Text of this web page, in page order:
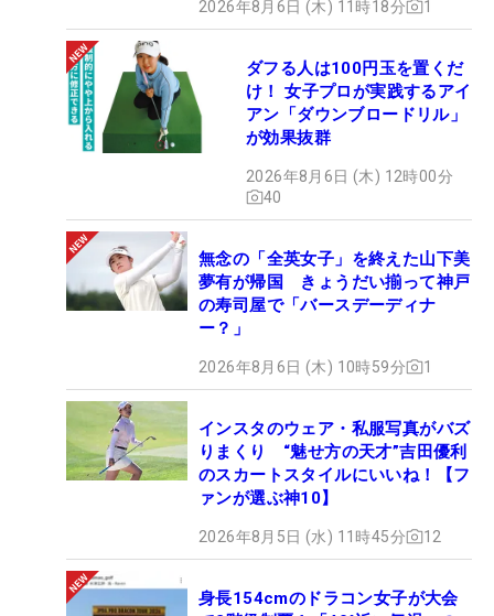
2026年8月6日 (木) 11時18分 1
ダフる人は100円玉を置くだ
け！ 女子プロが実践するアイ
アン「ダウンブロードリル」
が効果抜群
2026年8月6日 (木) 12時00分
40
無念の「全英女子」を終えた山下美
夢有が帰国 きょうだい揃って神戸
の寿司屋で「バースデーディナ
ー？」
2026年8月6日 (木) 10時59分 1
インスタのウェア・私服写真がバズ
りまくり “魅せ方の天才”吉田優利
のスカートスタイルにいいね！【フ
ァンが選ぶ神10】
2026年8月5日 (水) 11時45分 12
身長154cmのドラコン女子が大会